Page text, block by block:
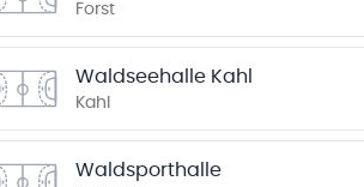
Forst
Waldseehalle Kahl
Kahl
Waldsporthalle